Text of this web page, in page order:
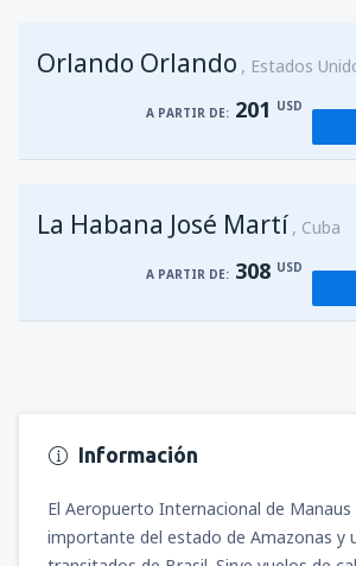
Orlando Orlando Estados
A PARTIR DE: 201 USD
La Habana José Martí Cuba
A PARTIR DE: 308 USD
Información
El Aeropuerto Internacional de Manaus
importante del estado de Amazonas y